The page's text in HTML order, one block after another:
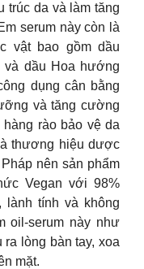
trúc da và làm tăng
serum này còn là
vật bao gồm dầu
và dầu Hoa hướng
dụng cân bằng
và tăng cường
rào bảo vệ da
thương hiệu dược
nên sản phẩm
Vegan với 98%
lành tính và không
oil-serum này như
lòng bàn tay, xoa
mặt.